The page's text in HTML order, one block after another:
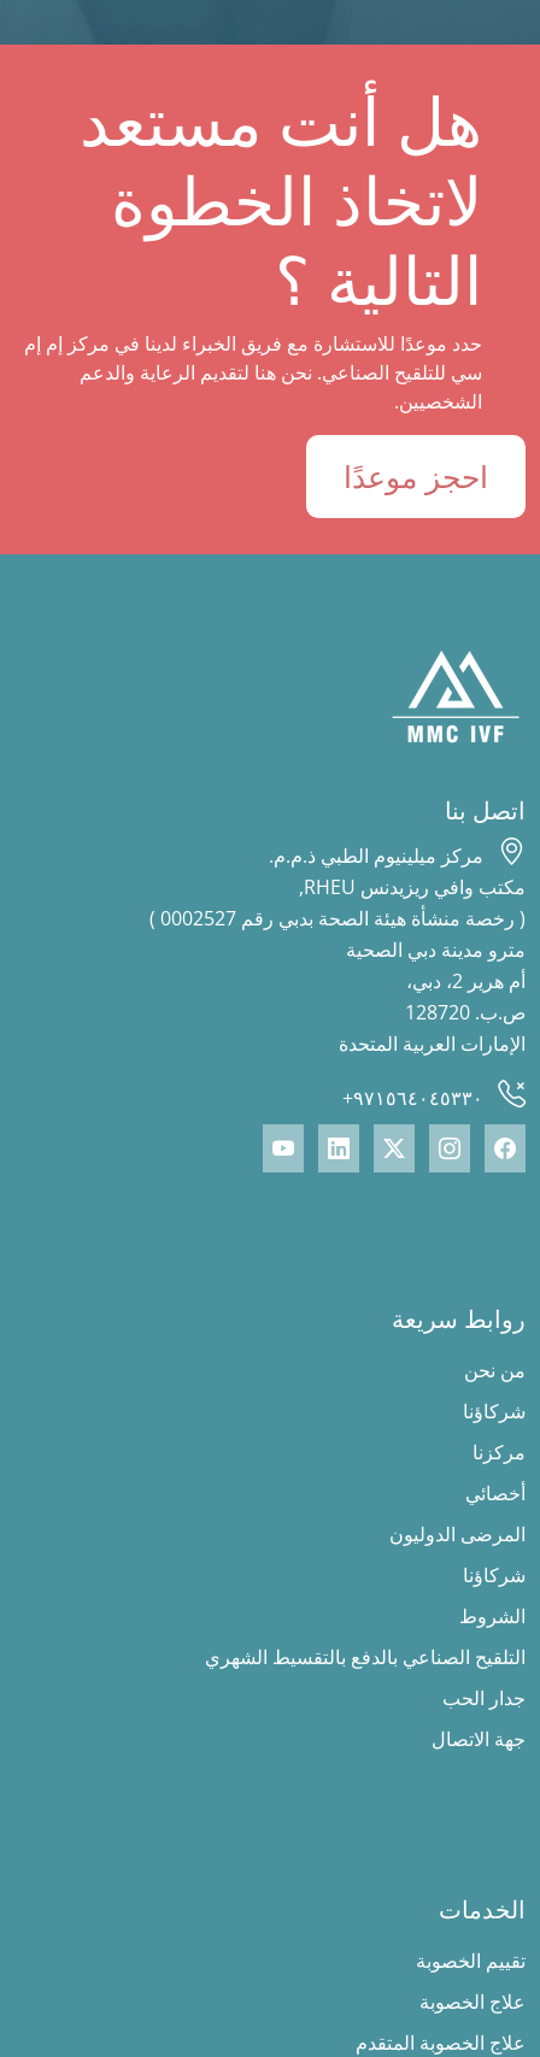
هل أنت مستعد
لاتخاذ الخطوة
التالية ؟
حدد موعدًا للاستشارة مع فريق الخبراء لدينا في مركز إم إم
سي للتلقيح الصناعي. نحن هنا لتقديم الرعاية والدعم
الشخصيين.
احجز موعدًا
اتصل بنا
مركز ميلينيوم الطبي ذ.م.م.
مكتب وافي ريزيدنس RHEU,
( رخصة منشأة هيئة الصحة بدبي رقم 0002527 )
مترو مدينة دبي الصحية
أم هرير 2، دبي،
ص.ب. 128720
الإمارات العربية المتحدة
٩٧١٥٦٤٠٤٥٣٣٠+
روابط سريعة
من نحن
شركاؤنا
مركزنا
أخصائي
المرضى الدوليون
شركاؤنا
الشروط
التلقيح الصناعي بالدفع بالتقسيط الشهري
جدار الحب
جهة الاتصال
الخدمات
تقييم الخصوبة
علاج الخصوبة
علاج الخصوبة المتقدم